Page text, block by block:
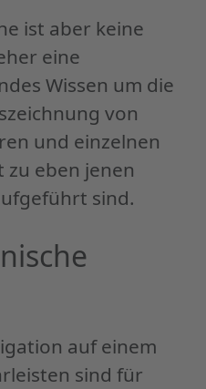
ist aber keine
eine
Wissen um die
von
und einzelnen
eben jenen
sind.
auf einem
sind für